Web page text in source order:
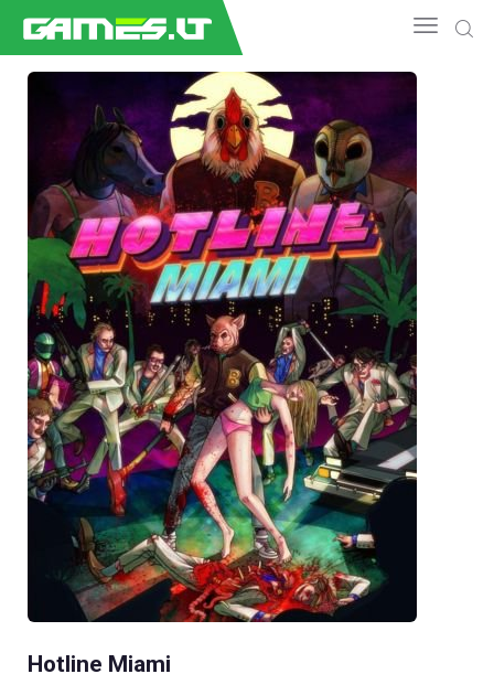
NAUJIENOS
GAMEDEV
ESPORTAS
GELEŽIS
VIDEO
APŽVALGOS
ŽAIDIMAI
Hotline Miami